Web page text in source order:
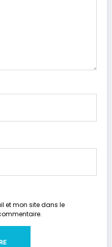
et mon site dans le